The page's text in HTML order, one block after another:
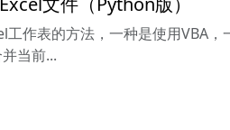
工作表的方法，一种是使用VBA
当前...